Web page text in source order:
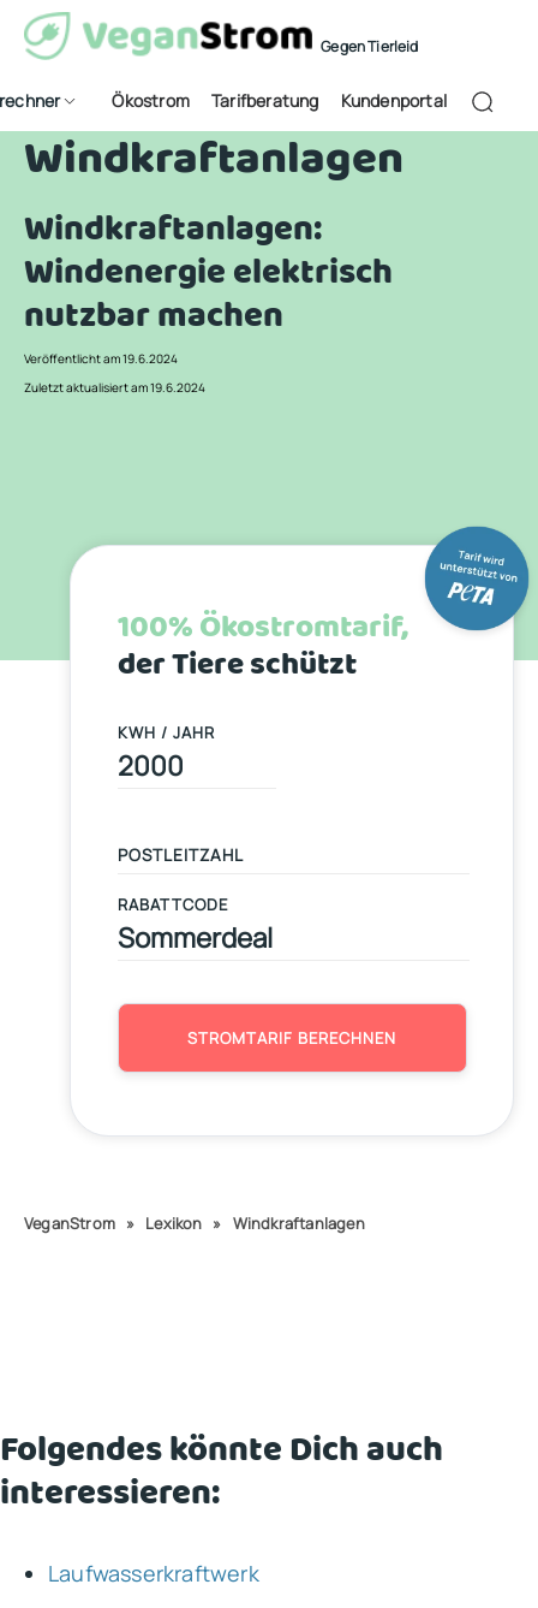
Gegen Tierleid
Ökostrom Tarifberatung Kundenportal
Windkraftanlagen
Windkraftanlagen:
Windenergie elektrisch
nutzbar machen
Veröffentlicht am 19.6.2024
Zuletzt aktualisiert am 19.6.2024
100% Ökostromtarif,
der Tiere schützt
KWH / JAHR
RABATTCODE
STROMTARIF BERECHNEN
VeganStrom » Lexikon » Windkraftanlagen
Folgendes könnte Dich auch
interessieren:
Laufwasserkraftwerk